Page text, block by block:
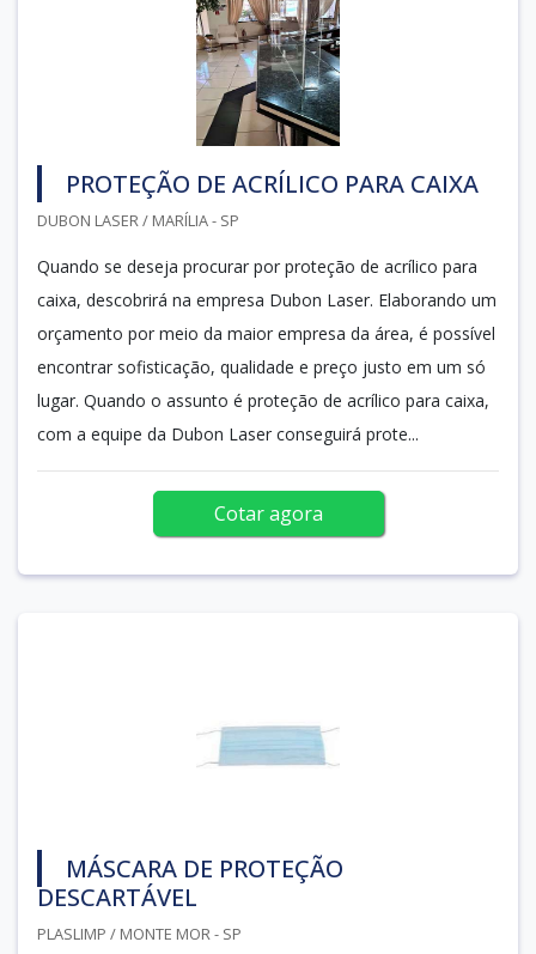
PROTEÇÃO DE ACRÍLICO PARA CAIXA
DUBON LASER / MARÍLIA - SP
Quando se deseja procurar por proteção de acrílico para
caixa, descobrirá na empresa Dubon Laser. Elaborando um
orçamento por meio da maior empresa da área, é possível
encontrar sofisticação, qualidade e preço justo em um só
lugar. Quando o assunto é proteção de acrílico para caixa,
com a equipe da Dubon Laser conseguirá prote...
Cotar agora
MÁSCARA DE PROTEÇÃO
DESCARTÁVEL
PLASLIMP / MONTE MOR - SP